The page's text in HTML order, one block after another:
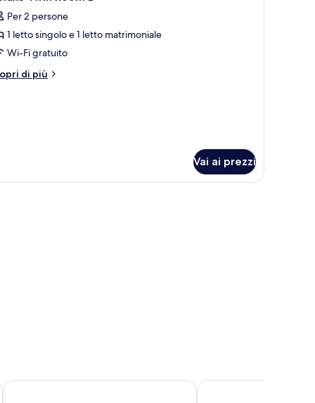
Per 2 persone
1 letto singolo e 1 letto matrimoniale
Wi-Fi gratuito
di più
Vai ai prezzi
in piuma
Gyeongju GG Tourist Hotel Gaya Mini Hotel